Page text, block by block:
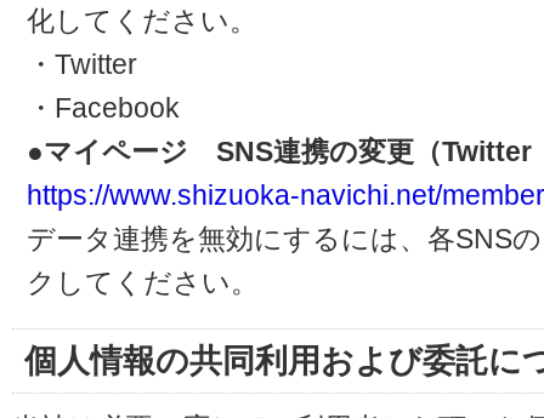
化してください。
・Twitter
・Facebook
●マイページ SNS連携の変更（Twitter
https://www.shizuoka-navichi.net/
データ連携を無効にするには、各SNS
クしてください。
個人情報の共同利用および委託に